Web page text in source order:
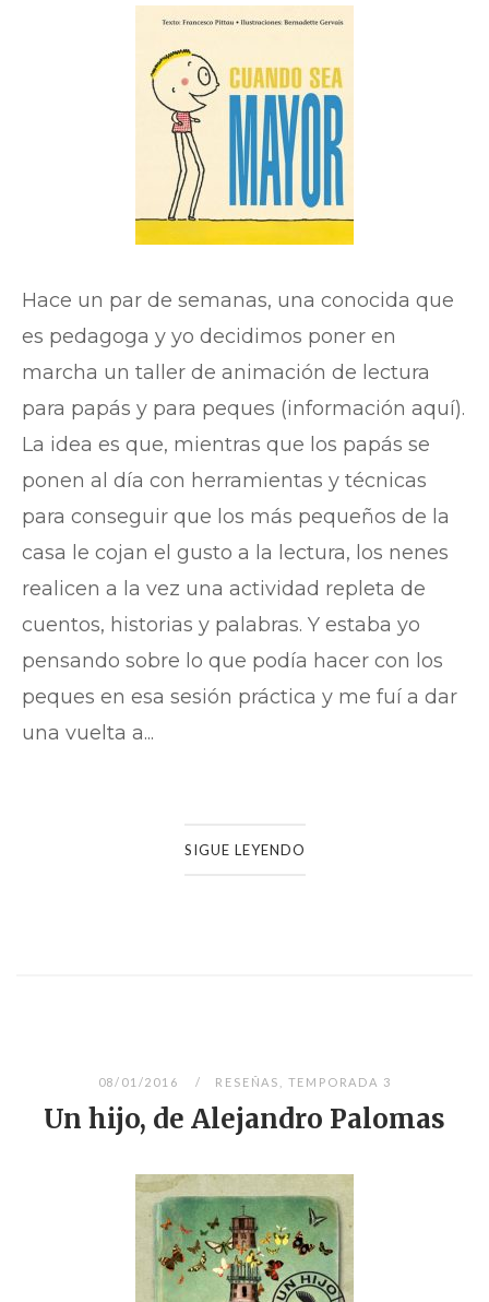
Hace un par de semanas, una conocida que
es pedagoga y yo decidimos poner en
marcha un taller de animación de lectura
para papás y para peques (información aquí).
La idea es que, mientras que los papás se
ponen al día con herramientas y técnicas
para conseguir que los más pequeños de la
casa le cojan el gusto a la lectura, los nenes
realicen a la vez una actividad repleta de
cuentos, historias y palabras. Y estaba yo
pensando sobre lo que podía hacer con los
peques en esa sesión práctica y me fuí a dar
una vuelta a...
SIGUE LEYENDO
08/01/2016 RESEÑAS TEMPORADA 3
Un hijo, de Alejandro Palomas